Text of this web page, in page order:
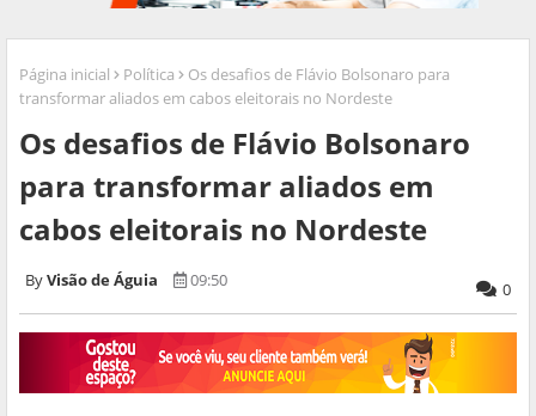
Página inicial Política
Os desafios de Flávio Bolsonaro para
transformar aliados em cabos eleitorais no Nordeste
Os desafios de Flávio Bolsonaro
para transformar aliados em
cabos eleitorais no Nordeste
Visão de Águia 09:50 0